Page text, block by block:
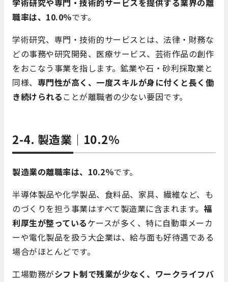
職率は、10.0％です。
学術研究、専門・技術的サービスとは、法律・財務な
どの事務や研究開発、医療サービス、芸術作品の創作
をおこなう事業を指します。鉱業や石・砂利採取業と
同様、 専門性が高く、一度スキルが身に付くと長く働
き続けられる ことが離職者の少ない要因です。
2-4. 製造業｜10.2％
製造業の離職率は、10.2％です。
半導体製品や化学製品、食料品、家具、繊維など、も
のづくりを担う事業はすべて製造業に含まれます。 福
利厚生が整っているケースが多く、特に自動車メーカ
ーや電化製品を扱う大企業は、給与面も好待遇である
場合がほとんどです。
工場勤務がシフト制で残業が少なく、ワークライフバ